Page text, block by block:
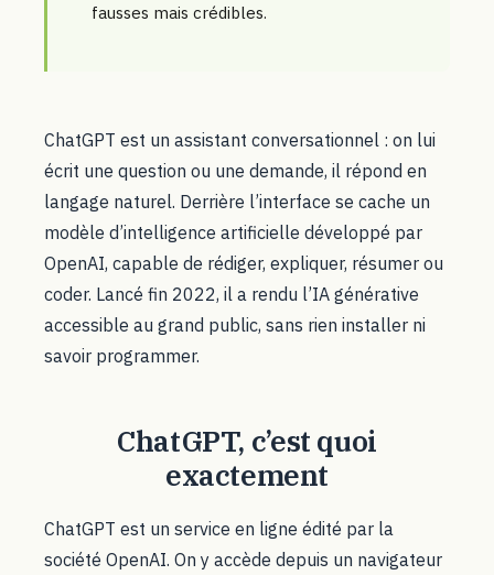
fausses mais crédibles.
ChatGPT est un assistant conversationnel : on lui
écrit une question ou une demande, il répond en
langage naturel. Derrière l’interface se cache un
modèle d’intelligence artificielle développé par
OpenAI, capable de rédiger, expliquer, résumer ou
coder. Lancé fin 2022, il a rendu l’IA générative
accessible au grand public, sans rien installer ni
savoir programmer.
ChatGPT, c’est quoi
exactement
ChatGPT est un service en ligne édité par la
société OpenAI. On y accède depuis un navigateur